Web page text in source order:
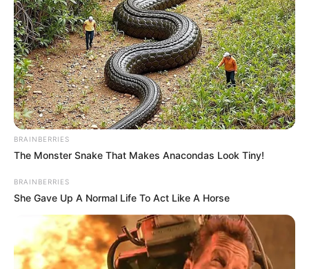
Como fazer casinha de cachorro com
pneu
Veja outros modelos de casinhas e camas para o
BRAINBERRIES
The Monster Snake That Makes Anacondas Look Tiny!
BRAINBERRIES
She Gave Up A Normal Life To Act Like A Horse